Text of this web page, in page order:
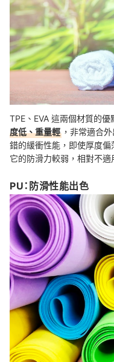
TPE、EVA 這兩個材質的
度低、重量輕 ，非常適合
錯的緩衝性能，即使厚度
它的防滑力較弱，相對不適
PU：防滑性能出色